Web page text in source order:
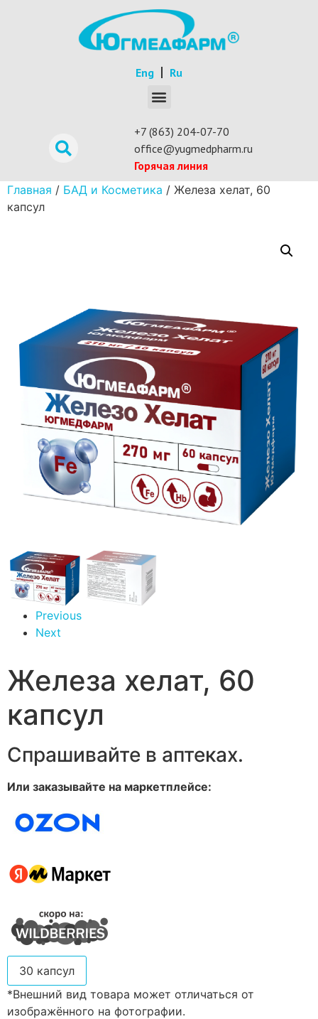
Eng Ru
+7 (863) 204-07-70
office@yugmedpharm.ru
Горячая линия
Главная / БАД и Косметика / Железа хелат, 60
капсул
Previous
Next
Железа хелат, 60
капсул
Спрашивайте в аптеках.
Или заказывайте на маркетплейсе:
30 капсул
*Внешний вид товара может отличаться от
изображённого на фотографии.